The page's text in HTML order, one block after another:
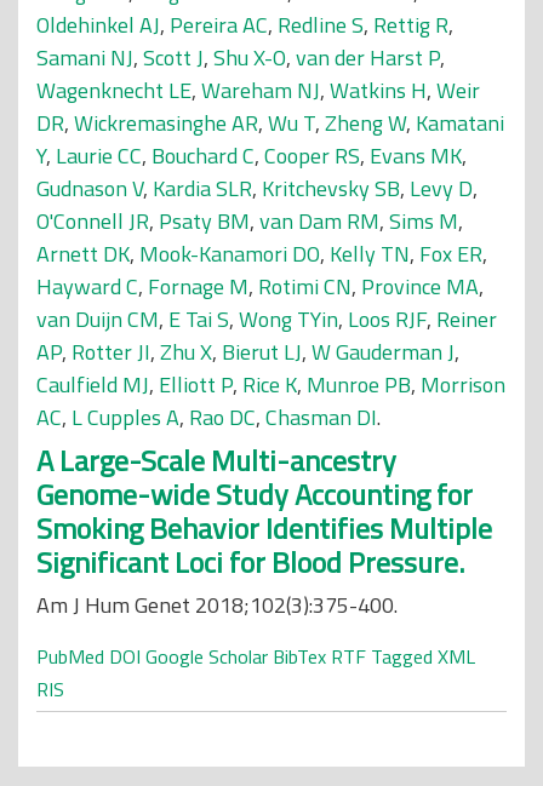
Oldehinkel AJ, Pereira AC, Redline S, Rettig R,
Samani NJ,Scott J,Shu X-O,van der Harst P,
Wagenknecht LE,Wareham NJ,Watkins H,Weir
DR,Wickremasinghe AR,Wu T,Zheng W, Kamatani
Y, Laurie CC, Bouchard C,Cooper RS, Evans MK,
Gudnason V, Kardia SLR, Kritchevsky SB, Levy D,
O'Connell JR, Psaty BM,van Dam RM,Sims M,
Arnett DK, Mook-Kanamori DO, Kelly TN, Fox ER,
Hayward C, Fornage M, Rotimi CN, Province MA,
van Duijn CM, E Tai S,Wong TYin, Loos RJF, Reiner
AP, Rotter JI,Zhu X, Bierut LJ,W Gauderman J,
Caulfield MJ, Elliott P, Rice K, Munroe PB, Morrison
AC, L Cupples A, Rao DC,Chasman DI.
A Large-Scale Multi-ancestry
Genome-wide Study Accounting for
Smoking Behavior Identifies Multiple
Significant Loci for Blood Pressure.
Am J Hum Genet 2018;102(3):375-400.
PubMed DOI Google Scholar BibTex RTF Tagged XML
RIS